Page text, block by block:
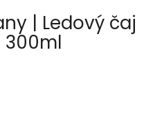
| Ledový čaj
300ml